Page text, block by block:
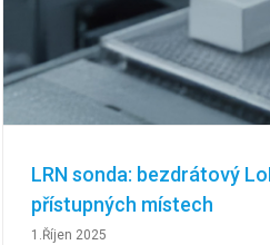
LRN sonda: bezdrátový
přístupných místech
1.Říjen 2025